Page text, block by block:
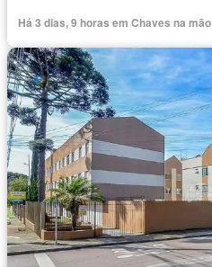
Há 3 dias, 9 horas em Chaves na mão